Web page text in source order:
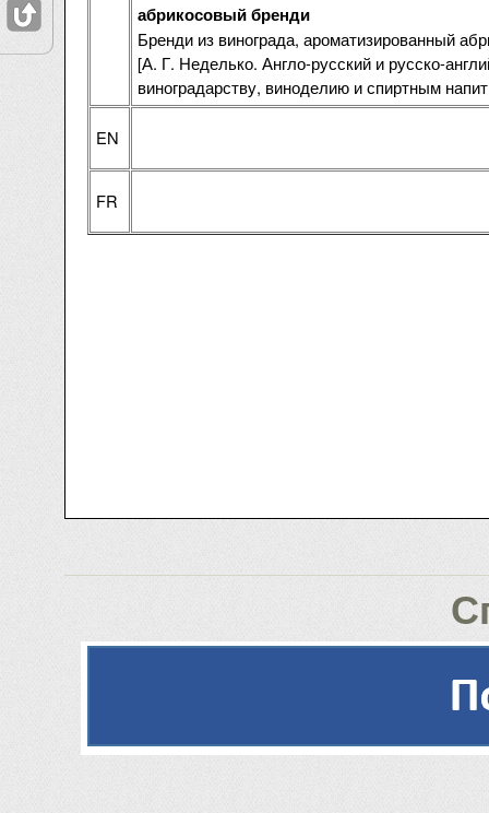
абрикосовый бренди
Бренди из винограда, ароматизированный
[А. Г. Неделько. Англо-русский и русско-
виноградарству, виноделию и спиртным
EN
FR